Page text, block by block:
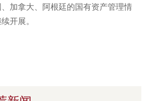
加拿大、阿根廷的国有资产管理情
开展。